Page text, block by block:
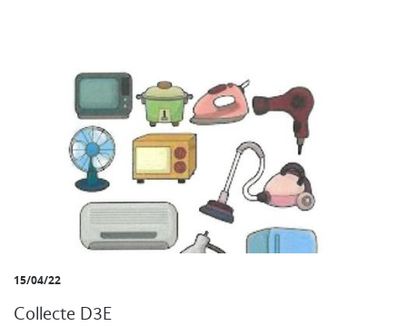
15/04/22
Collecte D3E